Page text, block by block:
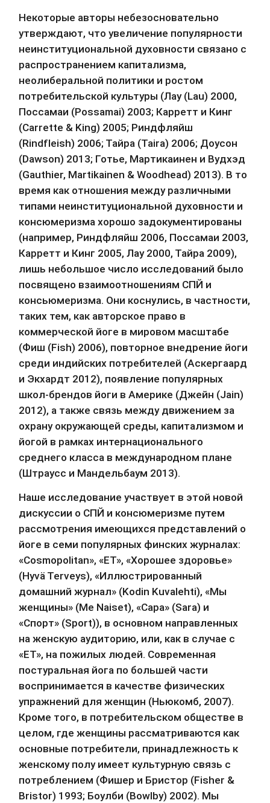
Некоторые авторы небезосновательно
утверждают, что увеличение популярности
неинституциональной духовности связано с
распространением капитализма,
неолиберальной политики и ростом
потребительской культуры (Лау (Lau) 2000,
Поссамаи (Possamai) 2003; Карретт и Кинг
(Carrette & King) 2005; Риндфляйш
(Rindfleish) 2006; Тайра (Taira) 2006; Доусон
(Dawson) 2013; Готье, Мартикаинен и Вудхэд
(Gauthier, Martikainen & Woodhead) 2013). В то
время как отношения между различными
типами неинституциональной духовности и
консюмеризма хорошо задокументированы
(например, Риндфляйш 2006, Поссамаи 2003,
Карретт и Кинг 2005, Лау 2000, Тайра 2009),
лишь небольшое число исследований было
посвящено взаимоотношениям СПЙ и
консьюмеризма. Они коснулись, в частности,
таких тем, как авторское право в
коммерческой йоге в мировом масштабе
(Фиш (Fish) 2006), повторное внедрение йоги
среди индийских потребителей (Аскергаард
и Экхардт 2012), появление популярных
школ-брендов йоги в Америке (Джейн (Jain)
2012), а также связь между движением за
охрану окружающей среды, капитализмом и
йогой в рамках интернационального
среднего класса в международном плане
(Штраусс и Мандельбаум 2013).
Наше исследование участвует в этой новой
дискуссии о СПЙ и консюмеризме путем
рассмотрения имеющихся представлений о
йоге в семи популярных финских журналах:
«Cosmopolitan», «ET», «Хорошее здоровье»
(Hyvä Terveys), «Иллюстрированный
домашний журнал» (Kodin Kuvalehti), «Мы
женщины» (Me Naiset), «Сара» (Sara) и
«Спорт» (Sport)), в основном направленных
на женскую аудиторию, или, как в случае с
«ЕТ», на пожилых людей. Современная
постуральная йога по большей части
воспринимается в качестве физических
упражнений для женщин (Ньюкомб, 2007).
Кроме того, в потребительском обществе в
целом, где женщины рассматриваются как
основные потребители, принадлежность к
женскому полу имеет культурную связь с
потреблением (Фишер и Бристор (Fisher &
Bristor) 1993; Боулби (Bowlby) 2002). Мы